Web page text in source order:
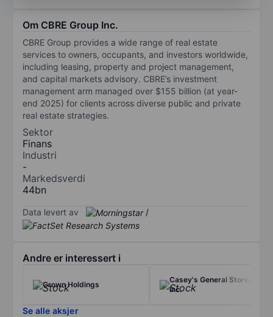
Om CBRE Group Inc.
CBRE Group provides a wide range of real estate
services to owners, occupants, and investors worldwide,
including leasing, property and project management,
and capital markets advisory. CBRE’s investment
management arm managed over $155 billion (at year-
end 2025) for clients across diverse public and private
real estate strategies.
Sektor
Finans
Industri
-
Markedsverdi
44bn
Data levert av /
Andre er interessert i
Crown Holdings
Casey's General Stores
Inc.
Se alle aksjer